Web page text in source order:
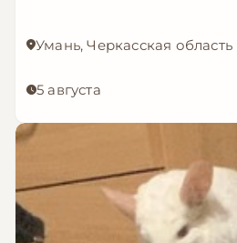
Умань, Черкасская область
5 августа